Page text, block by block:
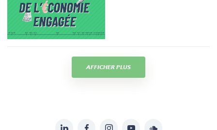
AFFICHER PLUS
LinkedInFacebookInstagramYouTubeSoundcloud